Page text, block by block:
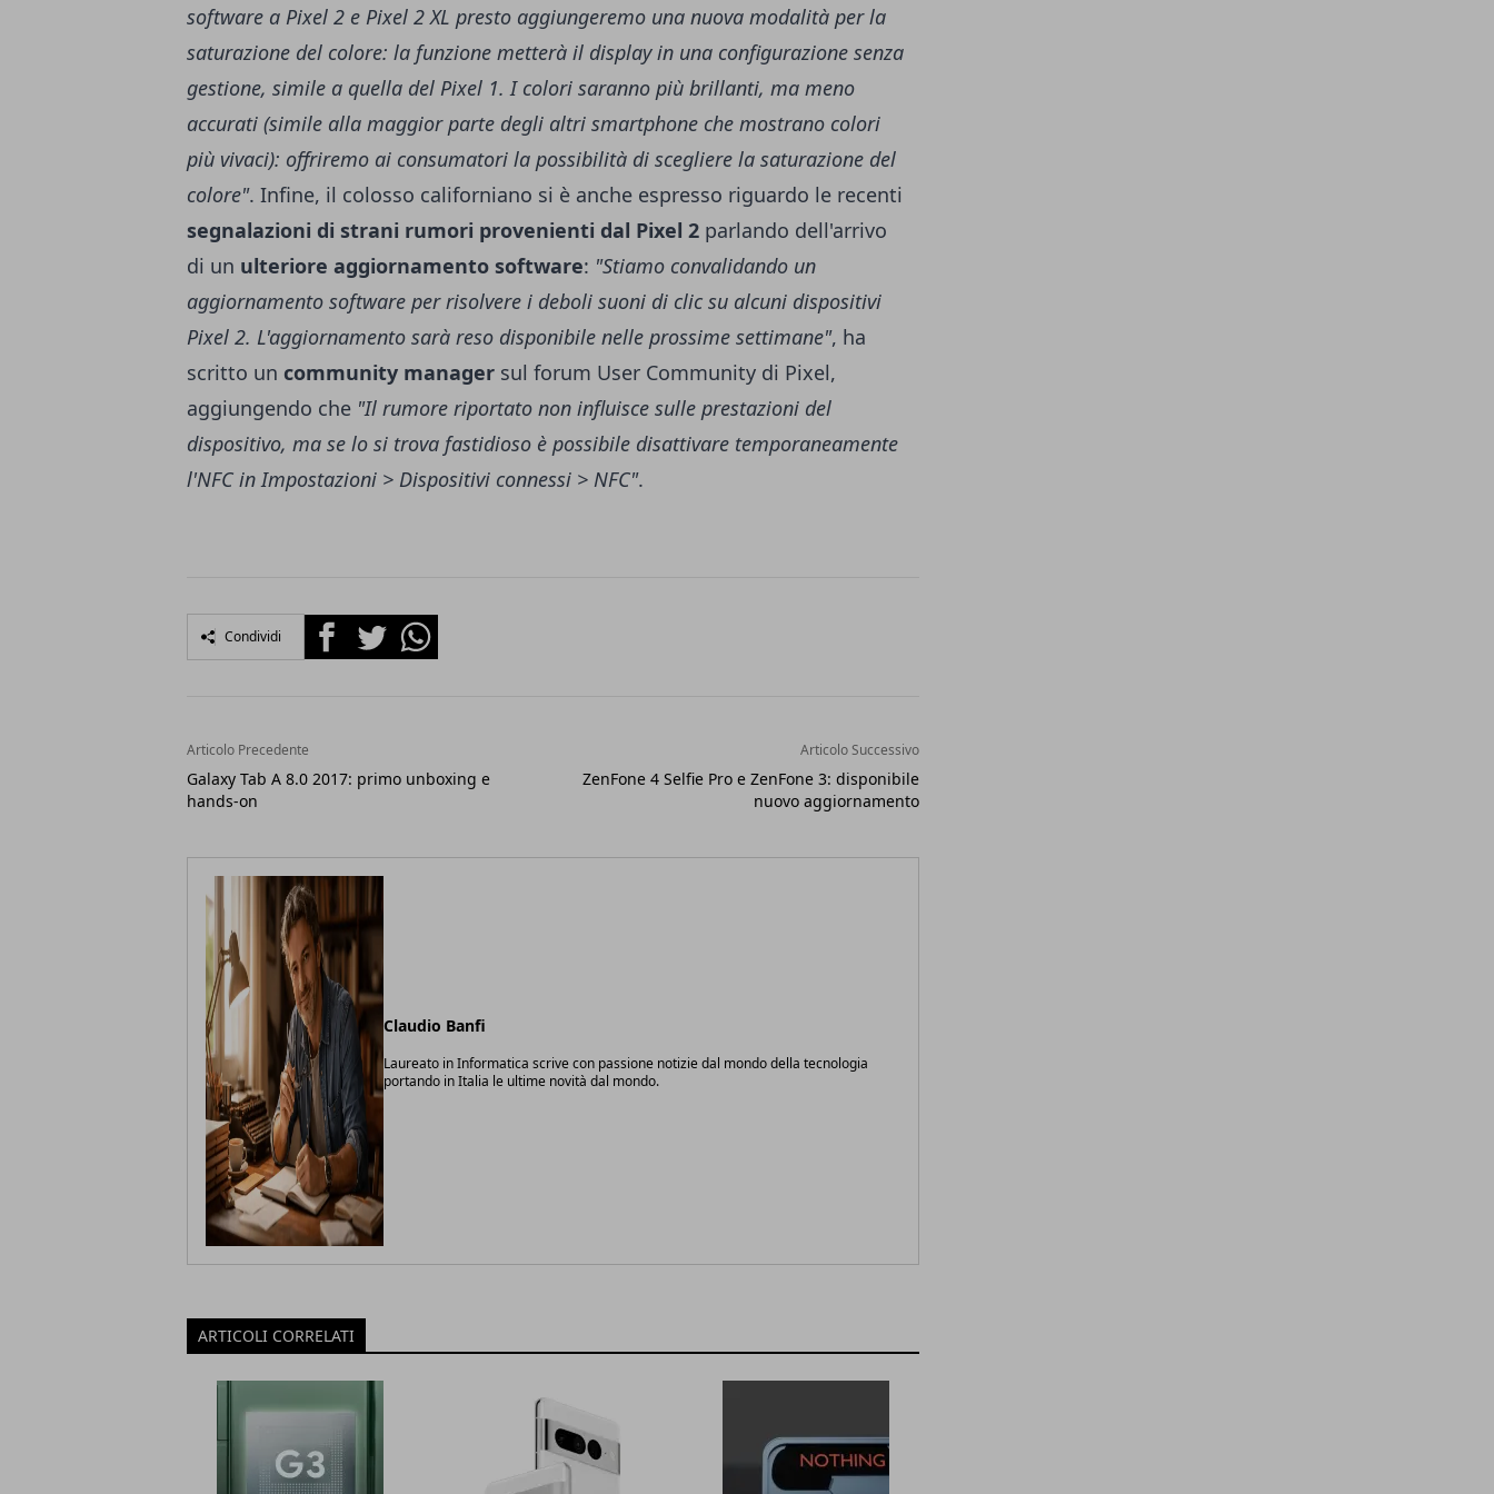
software a Pixel 2 e Pixel 2 XL presto aggiungeremo una nuova modalità per la
saturazione del colore: la funzione metterà il display in una configurazione senza
gestione, simile a quella del Pixel 1. I colori saranno più brillanti, ma meno
accurati (simile alla maggior parte degli altri smartphone che mostrano colori
più vivaci): offriremo ai consumatori la possibilità di scegliere la saturazione del
colore". Infine, il colosso californiano si è anche espresso riguardo le recenti
segnalazioni di strani rumori provenienti dal Pixel 2 parlando dell'arrivo
di un ulteriore aggiornamento software: "Stiamo convalidando un
aggiornamento software per risolvere i deboli suoni di clic su alcuni dispositivi
Pixel 2. L'aggiornamento sarà reso disponibile nelle prossime settimane", ha
scritto un community manager sul forum User Community di Pixel,
aggiungendo che "Il rumore riportato non influisce sulle prestazioni del
dispositivo, ma se lo si trova fastidioso è possibile disattivare temporaneamente
l'NFC in Impostazioni > Dispositivi connessi > NFC".
Condividi FacebookTwitterWhatsapp
Articolo Precedente
Galaxy Tab A 8.0 2017: primo unboxing e
hands-on
Articolo Successivo
ZenFone 4 Selfie Pro e ZenFone 3: disponibile
nuovo aggiornamento
Claudio Banfi
Laureato in Informatica scrive con passione notizie dal mondo della tecnologia
portando in Italia le ultime novità dal mondo.
ARTICOLI CORRELATI